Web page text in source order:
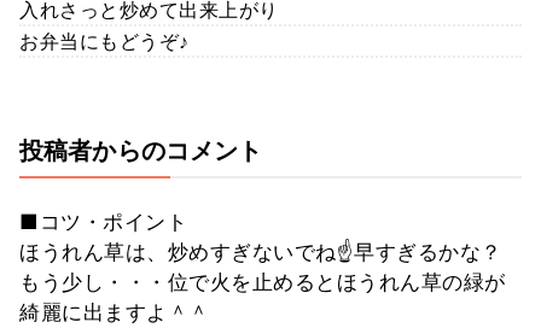
入れさっと炒めて出来上がり
お弁当にもどうぞ♪
投稿者からのコメント
■コツ・ポイント
ほうれん草は、炒めすぎないでね☝早すぎるかな？
もう少し・・・位で火を止めるとほうれん草の緑が
綺麗に出ますよ＾＾